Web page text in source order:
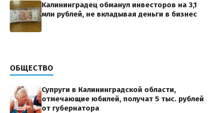
Калининградец обманул инвесторов на 3,1
млн рублей, не вкладывая деньги в бизнес
ОБЩЕСТВО
Супруги в Калининградской области,
отмечающие юбилей, получат 5 тыс. рублей
от губернатора